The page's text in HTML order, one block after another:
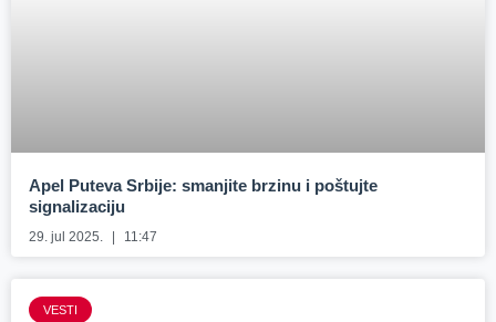
Apel Puteva Srbije: smanjite brzinu i poštujte
signalizaciju
29. jul 2025. 11:47
VESTI